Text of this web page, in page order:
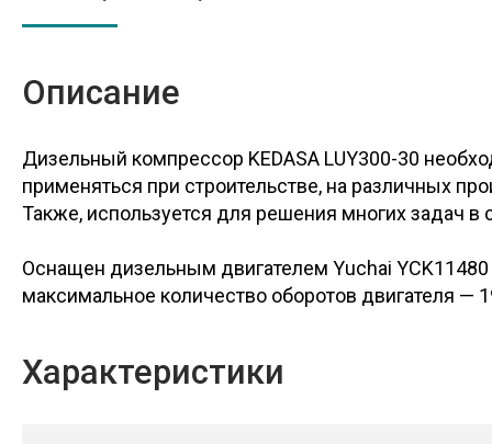
Описание
Дизельный компрессор KEDASA LUY300-30
применяться при строительстве, на различных
Также, используется для решения многих задач в
Оснащен дизельным двигателем Yuchai
максимальное количество оборотов двигателя —
Характеристики